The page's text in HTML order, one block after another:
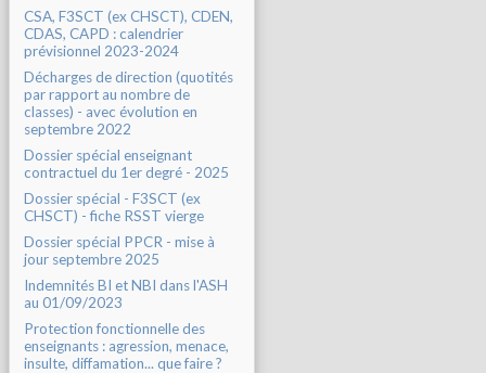
CSA, F3SCT (ex CHSCT), CDEN,
CDAS, CAPD : calendrier
prévisionnel 2023-2024
Décharges de direction (quotités
par rapport au nombre de
classes) - avec évolution en
septembre 2022
Dossier spécial enseignant
contractuel du 1er degré - 2025
Dossier spécial - F3SCT (ex
CHSCT) - fiche RSST vierge
Dossier spécial PPCR - mise à
jour septembre 2025
Indemnités BI et NBI dans l'ASH
au 01/09/2023
Protection fonctionnelle des
enseignants : agression, menace,
insulte, diffamation... que faire ?